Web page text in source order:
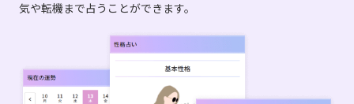
気や転機まで占うことができます。